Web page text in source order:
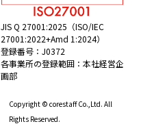
JIS Q 27001:2025（ISO/IEC
27001:2022+Amd 1:2024）
登録番号：J0372
各事業所の登録範囲：本社経営企
画部
Copyright © corestaff Co.,Ltd. All
Rights Reserved.